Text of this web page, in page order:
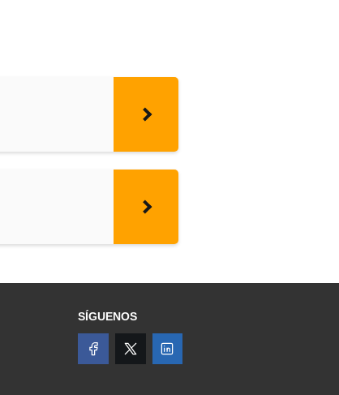
SÍGUENOS